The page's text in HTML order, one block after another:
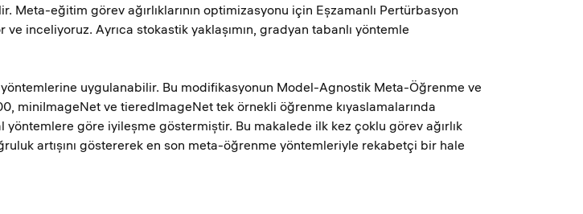
eğitim görev ağırlıklarının optimizasyonu için Eşzamanlı Pertürbasyon
inceliyoruz. Ayrıca stokastik yaklaşımın, gradyan tabanlı yöntemle
uygulanabilir. Bu modifikasyonun Model-Agnostik Meta-Öğrenme ve
miniImageNet ve tieredImageNet tek örnekli öğrenme kıyaslamalarında
göre iyileşme göstermiştir. Bu makalede ilk kez çoklu görev ağırlık
artışını göstererek en son meta-öğrenme yöntemleriyle rekabetçi bir hale